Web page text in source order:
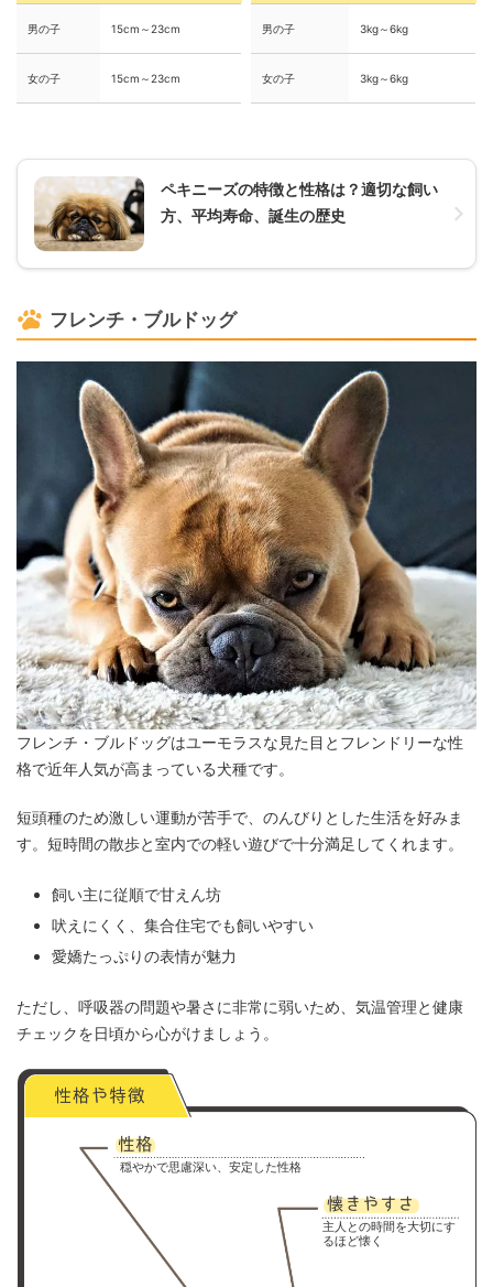
男の子 15cm～23cm
女の子 15cm～23cm
男の子 3kg～6kg
女の子 3kg～6kg
ペキニーズの特徴と性格は？適切な飼い
方、平均寿命、誕生の歴史
フレンチ・ブルドッグ
フレンチ・ブルドッグはユーモラスな見た目とフレンドリーな性
格で近年人気が高まっている犬種です。
短頭種のため激しい運動が苦手で、のんびりとした生活を好みま
す。短時間の散歩と室内での軽い遊びで十分満足してくれます。
飼い主に従順で甘えん坊
吠えにくく、集合住宅でも飼いやすい
愛嬌たっぷりの表情が魅力
ただし、呼吸器の問題や暑さに非常に弱いため、気温管理と健康
チェックを日頃から心がけましょう。
穏やかで思慮深い、安定した性格
主人との時間を大切にす
るほど懐く